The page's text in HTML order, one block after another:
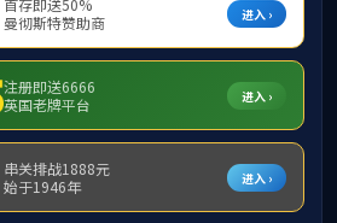
址无效，错误的模板参数！
页 关闭此页